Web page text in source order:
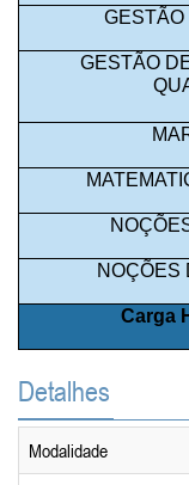
GESTÃO
NOÇÕES
Carga
Detalhes
Modalidade